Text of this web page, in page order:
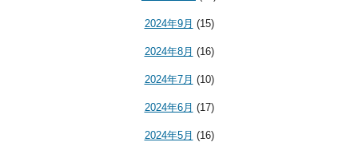
2024年9月 (15)
2024年8月 (16)
2024年7月 (10)
2024年6月 (17)
2024年5月 (16)